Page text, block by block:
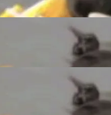
不同的面
托充沛的经
动规划、写
介绍，Muse
。这些后
视野。整个
控制难度
TENT。